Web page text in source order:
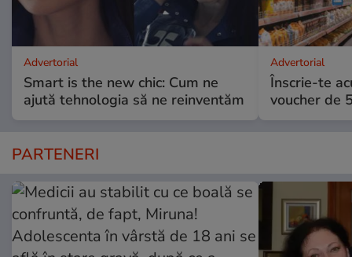
Advertorial
Smart is the new chic: Cum ne
ajută tehnologia să ne reinventăm
Advertorial
Înscrie-te
voucher de
PARTENERI